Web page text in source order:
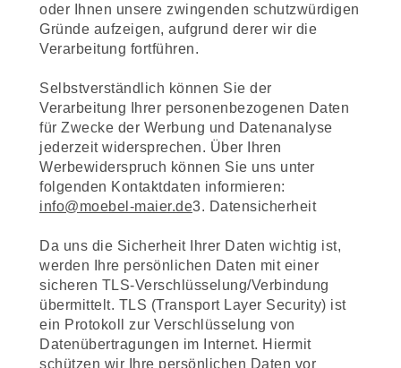
oder Ihnen unsere zwingenden schutzwürdigen
Gründe aufzeigen, aufgrund derer wir die
Verarbeitung fortführen.
Selbstverständlich können Sie der
Verarbeitung Ihrer personenbezogenen Daten
für Zwecke der Werbung und Datenanalyse
jederzeit widersprechen. Über Ihren
Werbewiderspruch können Sie uns unter
folgenden Kontaktdaten informieren:
info@moebel-maier.de3. Datensicherheit
Da uns die Sicherheit Ihrer Daten wichtig ist,
werden Ihre persönlichen Daten mit einer
sicheren TLS-Verschlüsselung/Verbindung
übermittelt. TLS (Transport Layer Security) ist
ein Protokoll zur Verschlüsselung von
Datenübertragungen im Internet. Hiermit
schützen wir Ihre persönlichen Daten vor